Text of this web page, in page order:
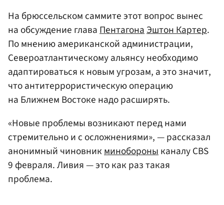
На брюссельском саммите этот вопрос вынес
на обсуждение главаПентагонаЭштон Картер.
По мнению американской администрации,
Североатлантическому альянсу необходимо
адаптироваться к новым угрозам, а это значит,
что антитеррористическую операцию
на Ближнем Востоке надо расширять.
«Новые проблемы возникают перед нами
стремительно и с осложнениями», — рассказал
анонимный чиновникминобороныканалу CBS
9 февраля. Ливия — это как раз такая
проблема.